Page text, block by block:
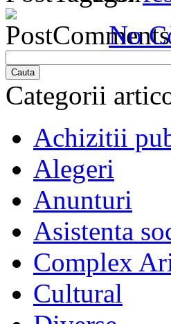
No
Cauta
Categorii
Achizitii
Alegeri
Anunturi
Asistenta
Complex
Cultural